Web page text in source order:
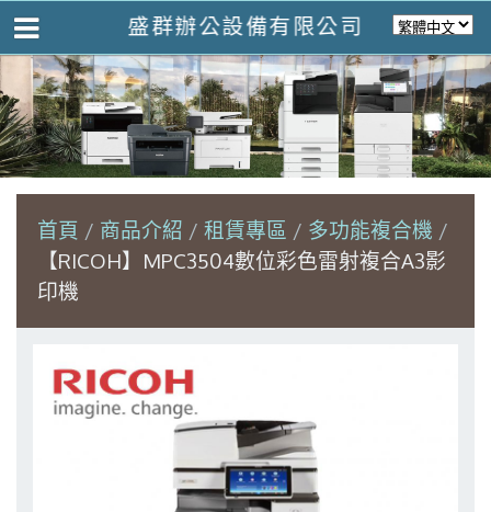
盛群辦公設備有限公司
首頁 商品介紹 租賃專區
多功能複合機
【RICOH】MPC3504數位彩色雷射複合A3影
印機